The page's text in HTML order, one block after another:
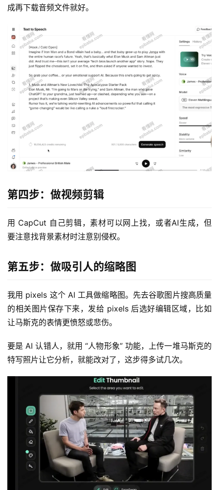
成再下载音频文件就好。
第四步：做视频剪辑
用 CapCut 自己剪辑，素材可以网上找，或者AI生成，但
要注意找背景素材时注意别侵权。
第五步：做吸引人的缩略图
我用 pixels 这个 AI 工具做缩略图。先去谷歌图片搜高质量
的相关图片保存下来，发给 pixels 后选好编辑区域，比如
让马斯克的表情更愤怒或悲伤。
要是 AI 认错人，就用 “人物形象” 功能，上传一堆马斯克的
特写照片让它分析，就能改对了，这步得多试几次。